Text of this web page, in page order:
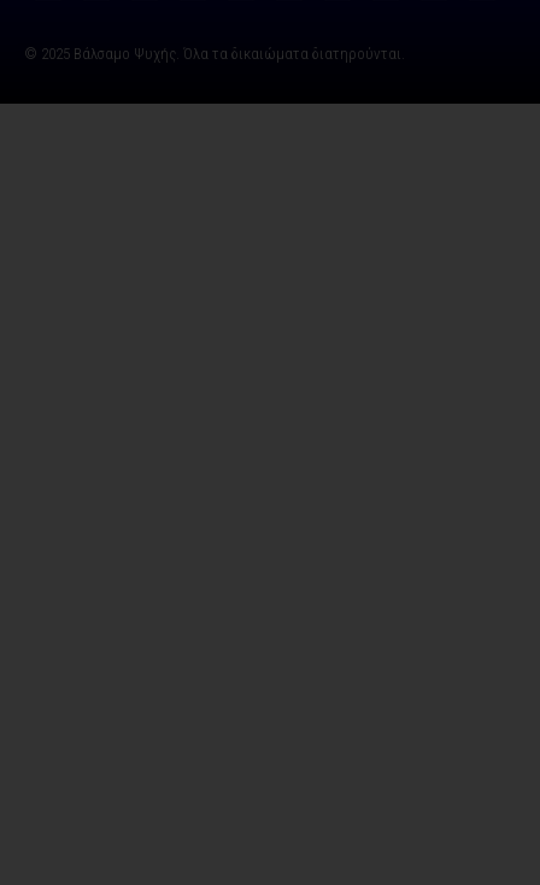
© 2025 Βάλσαμο Ψυχής. Όλα τα δικαιώματα διατηρούνται.